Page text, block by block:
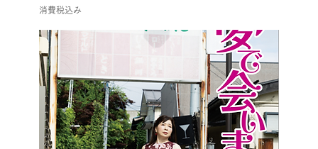
消費税込み